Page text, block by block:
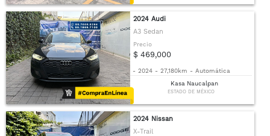
2024 Audi
A3 Sedan
Precio
$ 469,000
- 2024 - 27,180km - Automática
Kasa Naucalpan
ESTADO DE MÉXICO
2024 Nissan
X-Trail